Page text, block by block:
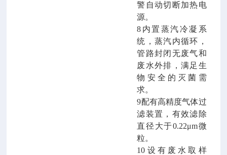
警自动切断加热电
源。
8内置蒸汽冷凝系
统，蒸汽内循环，
管路封闭无废气和
废水外排，满足生
物安全的灭菌需
求。
9配有高精度气体过
滤装置，有效滤除
直径大于0.22μm微
粒。
10设有废水取样